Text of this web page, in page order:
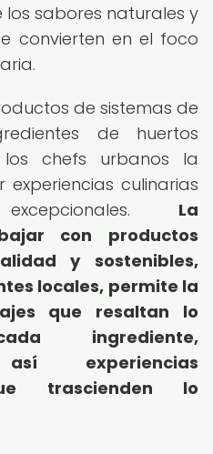
los sabores naturales y
convierten en el foco
de sistemas de
de huertos
chefs urbanos la
culinarias
La
con productos
y sostenibles,
locales, permite la
que resaltan lo
ingrediente,
así experiencias
trascienden lo